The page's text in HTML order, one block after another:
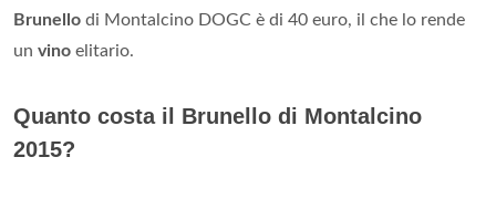
Brunello di Montalcino DOGC è di 40 euro, il che lo rende
un vino elitario.
Quanto costa il Brunello di Montalcino
2015?